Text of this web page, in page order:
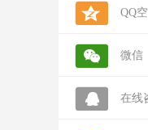
QQ
微信
在线